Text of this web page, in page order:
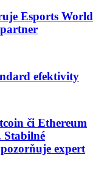
Esports World
efektivity
či Ethereum
Stabilné
expert